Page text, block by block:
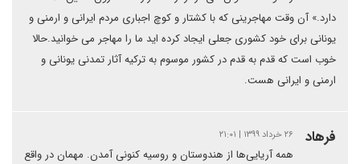
دارد.» آن وقت مهاجرینی که با کشتار و کوچ اجباری مردم ایرانی و ارمنی و
یونانی برای خود کشوری جعلی ایجاد کرده اید ما را مهاجر می خوانید.حالا
خوب است که قدم به قدم در کشور موسوم به ترکیه آثار تمدنی یونانی و
ارمنی و ایرانی هست.
فرهاد ۲۶ خرداد ۱۳۹۹ | ۲۱:۰۱
همه آریایی‌ها از هندوستان و روسیه کنونی آمدن. مهمان در واقع